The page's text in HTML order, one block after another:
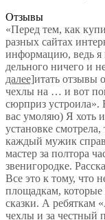
Отзывы
«Перед тем, как
разных сайтах
информацию, ведь я
дельного ничего и
далее]итать отзывы
чехлы на … и вот
сюрприз устроила».
вас умоляю) Я хоть
установке
каждый мужик
мастер за полтора
звенигородке.
Все это к тому, что
площадкам,
сказки. А ребяткам
чехлы и за честный